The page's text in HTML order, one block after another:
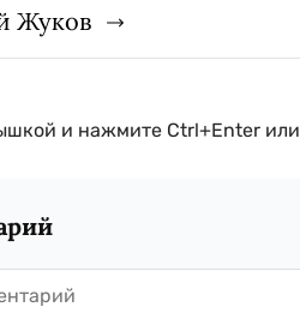
Жуков
и нажмите Ctrl+Enter или